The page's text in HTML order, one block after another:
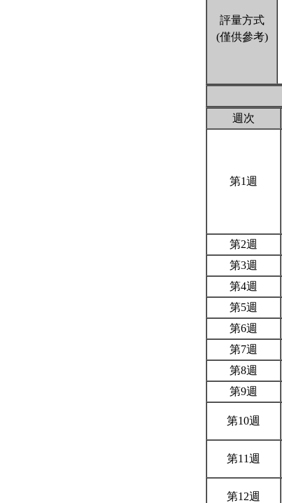
評量方式
(僅供參考)
週次
第1週
第2週
第3週
第4週
第5週
第6週
第7週
第8週
第9週
第10週
第11週
第12週